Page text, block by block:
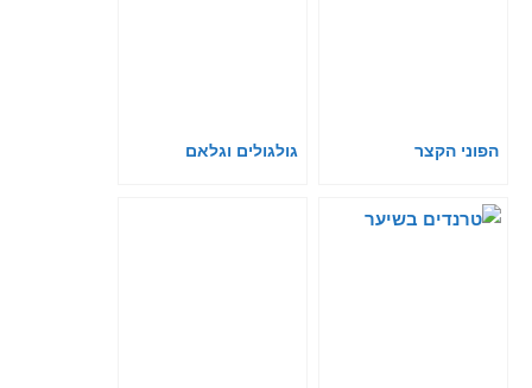
הפוני הקצר גולגולים וגלאם